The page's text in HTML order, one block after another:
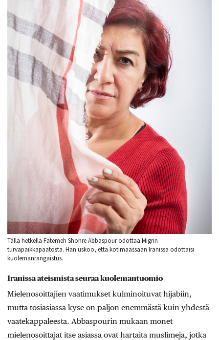
Tällä hetkellä Fatemeh Shohre Abbaspour odottaa Migrin
turvapaikkapäätöstä. Hän uskoo, että kotimaassaan Iranissa odottaisi
kuolemanrangaistus.
Iranissa ateismista seuraa kuolemantuomio
Mielenosoittajien vaatimukset kulminoituvat hijabiin,
mutta tosiasiassa kyse on paljon enemmästä kuin yhdestä
vaatekappaleesta. Abbaspourin mukaan monet
mielenosoittajat itse asiassa ovat hartaita muslimeja, jotka